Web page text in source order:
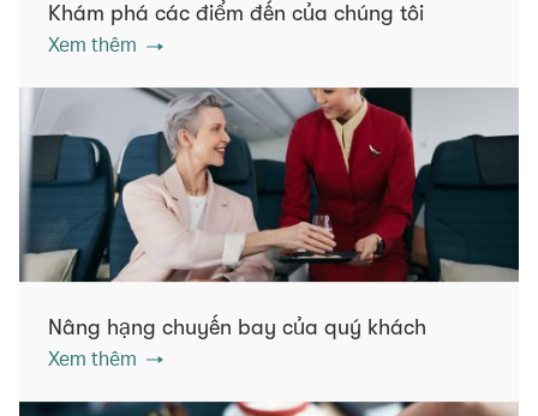
Khám phá các điểm đến của chúng tôi
Xem thêm
Nâng hạng chuyến bay của quý khách
Xem thêm